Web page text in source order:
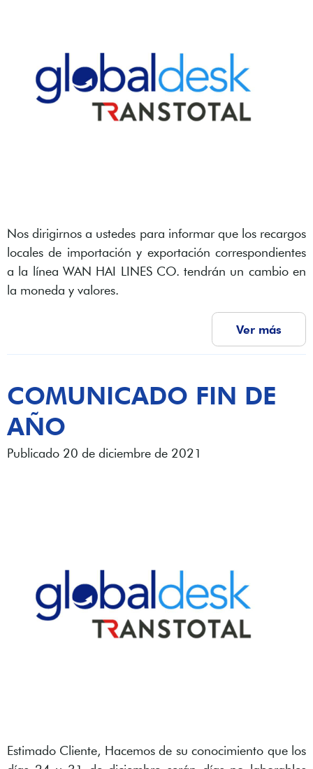
Nos dirigirnos a ustedes para informar que los recargos
locales de importación y exportación correspondientes
a la línea WAN HAI LINES CO. tendrán un cambio en
la moneda y valores.
Ver más
COMUNICADO FIN DE
AÑO
Publicado 20 de diciembre de 2021
Estimado Cliente, Hacemos de su conocimiento que los